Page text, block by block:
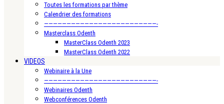
Toutes les formations par thème
Calendrier des formations
—————————————————————————-
Masterclass Odenth
MasterClass Odenth 2023
MasterClass Odenth 2022
VIDEOS
Webinaire à la Une
—————————————————————————-
Webinaires Odenth
Webconférences Odenth